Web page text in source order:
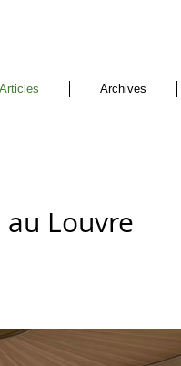
Articles Archives
Louvre